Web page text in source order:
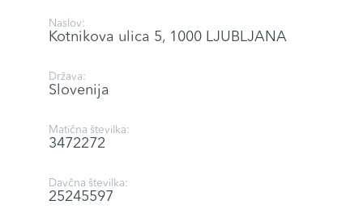
Naslov:
Kotnikova ulica 5, 1000 LJUBLJANA
Država:
Slovenija
Matična številka:
3472272
Davčna številka:
25245597